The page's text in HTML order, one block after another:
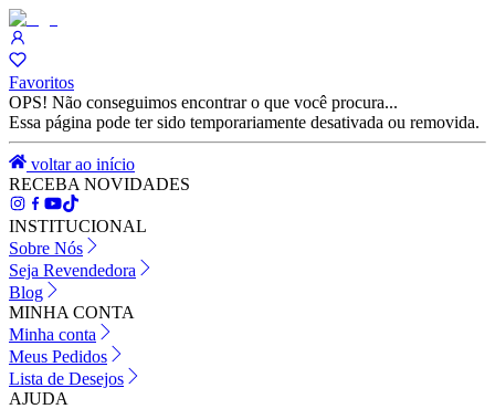
Favoritos
OPS! Não conseguimos encontrar o que você procura...
Essa página pode ter sido temporariamente desativada ou removida.
voltar ao início
RECEBA NOVIDADES
INSTITUCIONAL
Sobre Nós
Seja Revendedora
Blog
MINHA CONTA
Minha conta
Meus Pedidos
Lista de Desejos
AJUDA